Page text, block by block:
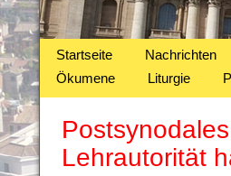
Startseite Nachrichten
Ökumene
Liturgie
Lehrautorität